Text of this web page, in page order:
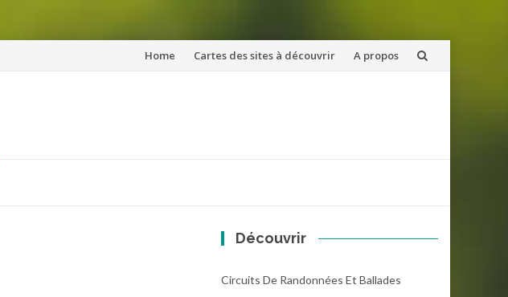
Aller
Home Cartes des sites à découvrir A propos
Découvrir
Circuits De Randonnées Et Ballades